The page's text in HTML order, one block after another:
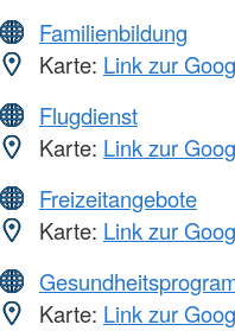
Familienbildung
Karte: Link zur
Flugdienst
Karte: Link zur
Freizeitangebote
Karte: Link zur
Karte: Link zur